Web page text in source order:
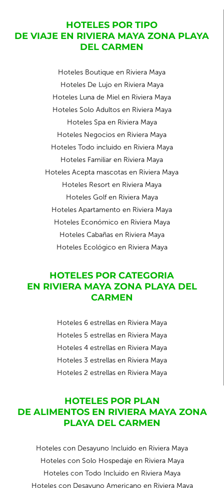
HOTELES POR TIPO
DE VIAJE EN RIVIERA MAYA ZONA PLAYA
DEL CARMEN
Hoteles Boutique en Riviera Maya
Hoteles De Lujo en Riviera Maya
Hoteles Luna de Miel en Riviera Maya
Hoteles Solo Adultos en Riviera Maya
Hoteles Spa en Riviera Maya
Hoteles Negocios en Riviera Maya
Hoteles Todo incluido en Riviera Maya
Hoteles Familiar en Riviera Maya
Hoteles Acepta mascotas en Riviera Maya
Hoteles Resort en Riviera Maya
Hoteles Golf en Riviera Maya
Hoteles Apartamento en Riviera Maya
Hoteles Económico en Riviera Maya
Hoteles Cabañas en Riviera Maya
Hoteles Ecológico en Riviera Maya
HOTELES POR CATEGORIA
EN RIVIERA MAYA ZONA PLAYA DEL
CARMEN
Hoteles 6 estrellas en Riviera Maya
Hoteles 5 estrellas en Riviera Maya
Hoteles 4 estrellas en Riviera Maya
Hoteles 3 estrellas en Riviera Maya
Hoteles 2 estrellas en Riviera Maya
HOTELES POR PLAN
DE ALIMENTOS EN RIVIERA MAYA ZONA
PLAYA DEL CARMEN
Hoteles con Desayuno Incluido en Riviera Maya
Hoteles con Solo Hospedaje en Riviera Maya
Hoteles con Todo Incluido en Riviera Maya
Hoteles con Desayuno Americano en Riviera Maya